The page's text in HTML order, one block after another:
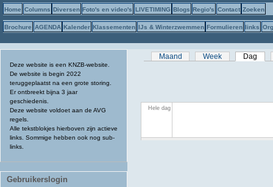
Home Columns Diversen Foto's en video's LIVETIMING Blogs Regio's Contact Zoeken
Brochure AGENDA Kalender Klassementen IJs & Winterzwemmen Formulieren links
Deze website is een KNZB-website.
De website is begin 2022
teruggeplaatst na een grote storing.
Er ontbreekt bijna 3 jaar
geschiedenis.
Deze website voldoet aan de AVG
regels.
Alle tekstblokjes hierboven zijn actieve
links. Sommige hebben ook nog sub-
links.
Gebruikerslogin
Primaire tabs
Maand Week Dag
Hele dag